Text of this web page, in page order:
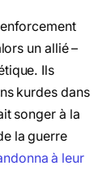
un allié –
Ils
kurdes dans
songer à la
la guerre
à leur